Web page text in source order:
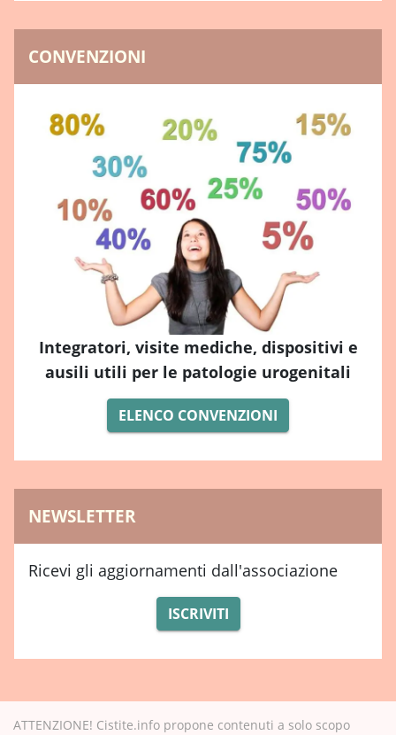
CONVENZIONI
Integratori, visite mediche, dispositivi e
ausili utili per le patologie urogenitali
ELENCO CONVENZIONI
NEWSLETTER
Ricevi gli aggiornamenti dall'associazione
ISCRIVITI
ATTENZIONE! Cistite.info propone contenuti a solo scopo